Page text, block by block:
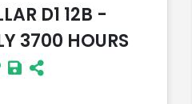
D1 12B -
3700 HOURS